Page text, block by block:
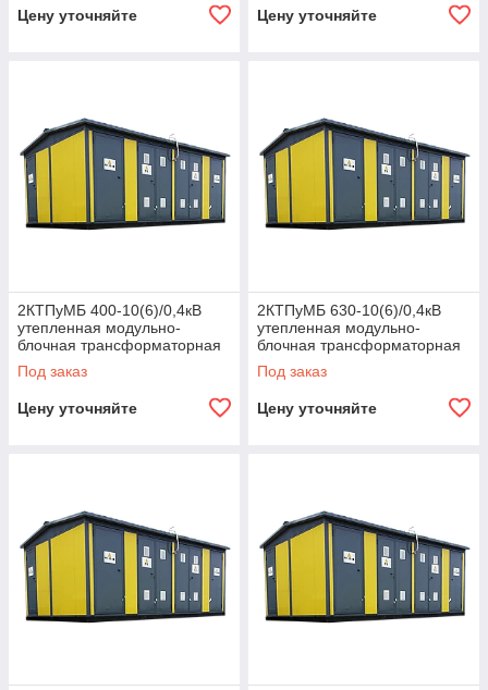
Цену уточняйте Цену уточняйте
2КТПуМБ 400-10(6)/0,4кВ
утепленная модульно-
блочная трансформаторная
подстанция
Под заказ
Цену уточняйте
2КТПуМБ 630-10(6)/0,4кВ
утепленная модульно-
блочная трансформаторная
подстанция
Под заказ
Цену уточняйте